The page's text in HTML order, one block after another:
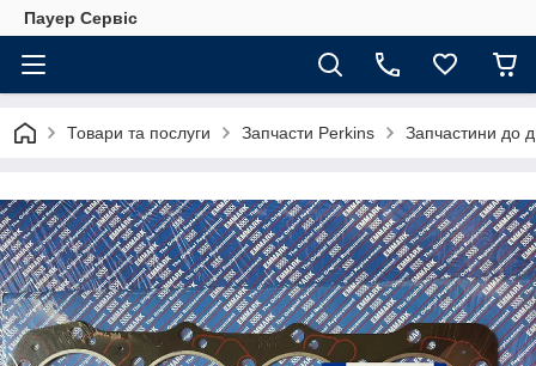
Пауер Сервіс
Товари та послуги Запчасти Perkins Запчастини до